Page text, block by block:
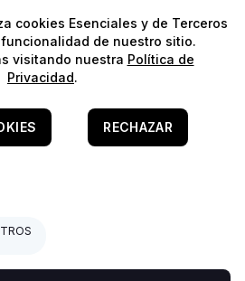
pedidos superiores a 60€!*⭐️
Aquários
Protectora ICA
cookies Esenciales y de Terceros
de nuestro sitio.
visitando nuestra Política de
Privacidad.
RECHAZAR